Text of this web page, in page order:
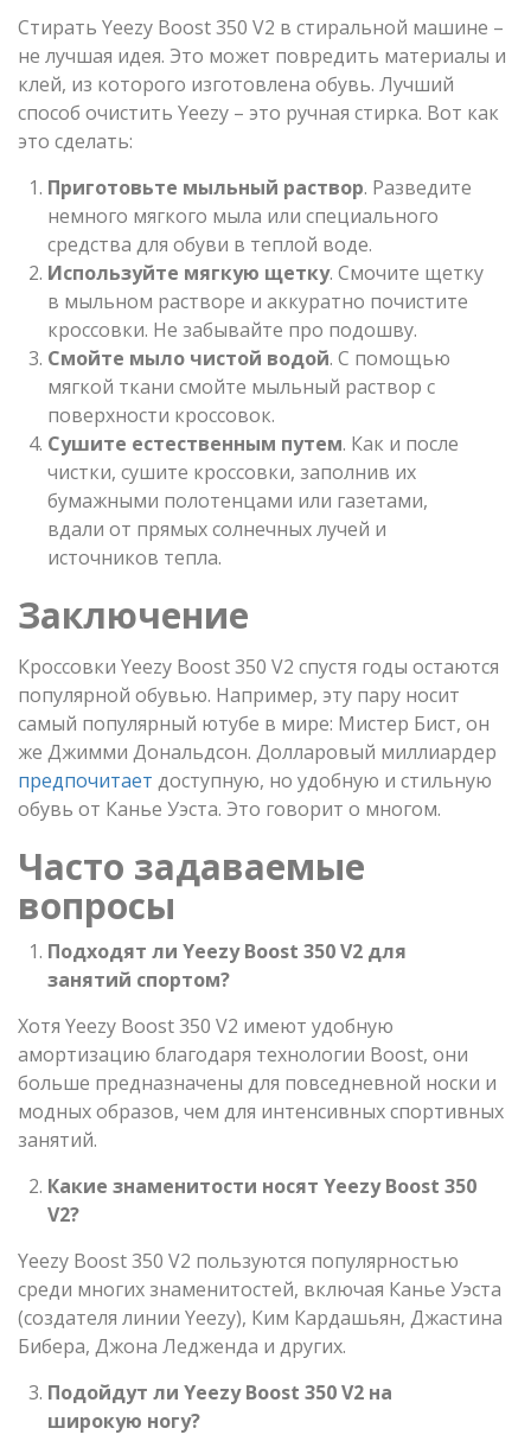
Стирать Yeezy Boost 350 V2 в стиральной машине –
не лучшая идея. Это может повредить материалы и
клей, из которого изготовлена обувь. Лучший
способ очистить Yeezy – это ручная стирка. Вот как
это сделать:
Приготовьте мыльный раствор. Разведите
немного мягкого мыла или специального
средства для обуви в теплой воде.
Используйте мягкую щетку. Смочите щетку
в мыльном растворе и аккуратно почистите
кроссовки. Не забывайте про подошву.
Смойте мыло чистой водой. С помощью
мягкой ткани смойте мыльный раствор с
поверхности кроссовок.
Сушите естественным путем. Как и после
чистки, сушите кроссовки, заполнив их
бумажными полотенцами или газетами,
вдали от прямых солнечных лучей и
источников тепла.
Заключение
Кроссовки Yeezy Boost 350 V2 спустя годы остаются
популярной обувью. Например, эту пару носит
самый популярный ютубе в мире: Мистер Бист, он
же Джимми Дональдсон. Долларовый миллиардер
предпочитает доступную, но удобную и стильную
обувь от Канье Уэста. Это говорит о многом.
Часто задаваемые
вопросы
Подходят ли Yeezy Boost 350 V2 для
занятий спортом?
Хотя Yeezy Boost 350 V2 имеют удобную
амортизацию благодаря технологии Boost, они
больше предназначены для повседневной носки и
модных образов, чем для интенсивных спортивных
занятий.
Какие знаменитости носят Yeezy Boost 350
V2?
Yeezy Boost 350 V2 пользуются популярностью
среди многих знаменитостей, включая Канье Уэста
(создателя линии Yeezy), Ким Кардашьян, Джастина
Бибера, Джона Ледженда и других.
Подойдут ли Yeezy Boost 350 V2 на
широкую ногу?